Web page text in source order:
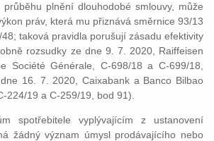
plnění dlouhodobé smlouvy, může
práv, která mu přiznává směrnice 93/13
taková pravidla porušují zásadu efektivity
rozsudky ze dne 9. 7. 2020, Raiffeisen
Société Générale, C‑698/18 a C‑699/18,
16. 7. 2020, Caixabank a Banco Bilbao
19 a C‑259/19, bod 91).
spotřebitele vyplývajícím z ustanovení
žádný význam úmysl prodávajícího nebo